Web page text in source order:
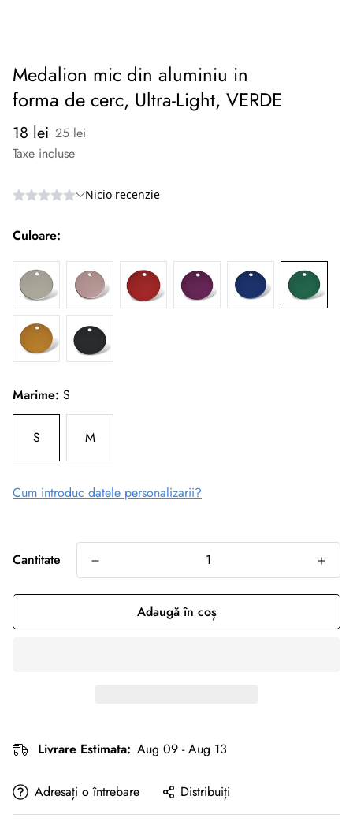
Medalion mic din aluminiu in
forma de cerc, Ultra-Light, VERDE
Preț
redus
18 lei
Preț
normal
25 lei
Taxe incluse
Culoare:
Marime: S
S M
Cum introduc datele personalizarii?
Cantitate
Adaugă în coș
Livrare Estimata: Aug 09 - Aug 13
Adresați o întrebare Distribuiți